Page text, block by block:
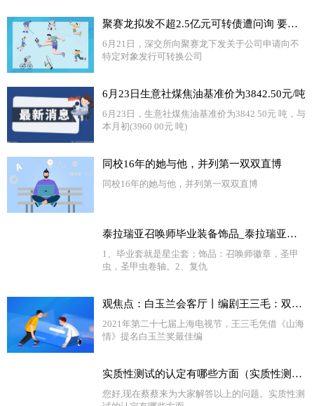
聚赛龙拟发不超2.5亿元可转债遭问询 要求说明前期募投项目尚未建成情况下扩大业务规模的必要性|每日快讯
6月21日，深交所向聚赛龙下发关于公司申请向不
特定对象发行可转换公司
6月23日生意社煤焦油基准价为3842.50元/吨
6月23日，生意社煤焦油基准价为3842 50元 吨，与
本月初(3960 00元 吨)
同校16年的她与他，并列第一双双直博
同校16年的她与他，并列第一双双直博
泰拉瑞亚召唤师毕业装备饰品_泰拉瑞亚召唤师毕业饰品_今日观点
1、毕业套就是星尘套；饰品：召唤师徽章，圣甲
虫，圣甲虫卷轴。2、复仇
观焦点：白玉兰会客厅丨编剧王三毛：双腿走入生活，用情用心创作
2021年第二十七届上海电视节，王三毛凭借《山海
情》提名白玉兰奖最佳编
实质性测试的认定有哪些方面（实质性测试）
您好,现在蔡蔡来为大家解答以上的问题。实质性测